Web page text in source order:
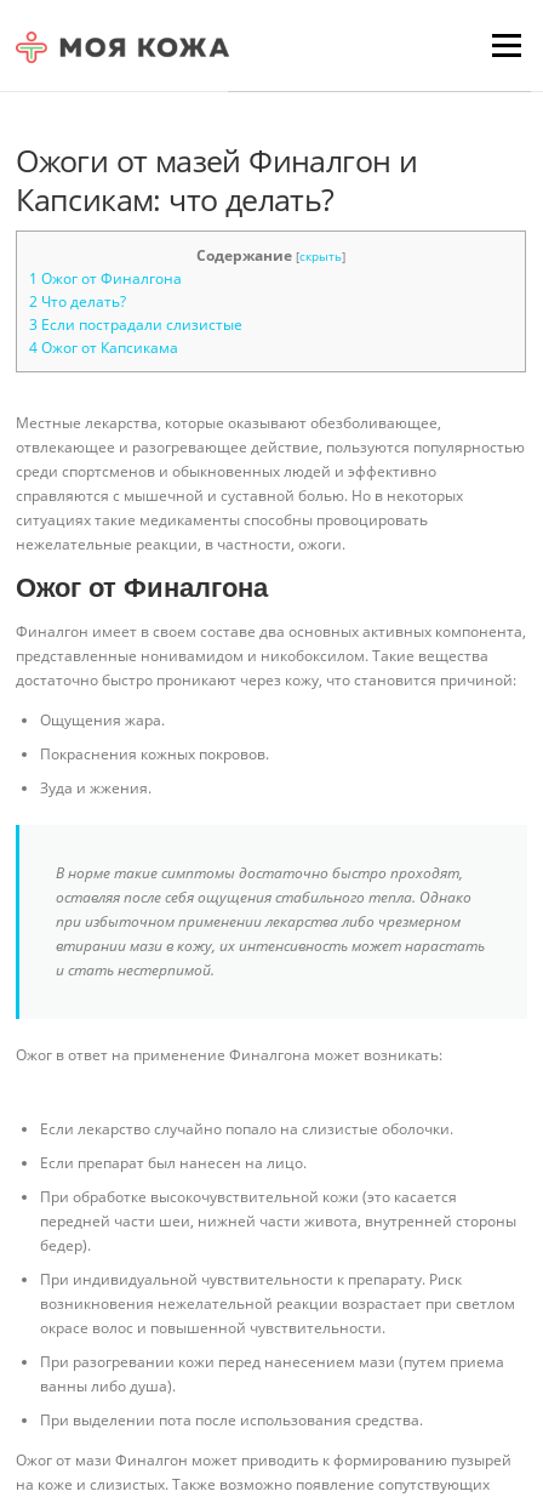
Menu
Ожоги от мазей Финалгон и
Капсикам: что делать?
Содержание [скрыть]
1 Ожог от Финалгона
2 Что делать?
3 Если пострадали слизистые
4 Ожог от Капсикама
Местные лекарства, которые оказывают обезболивающее,
отвлекающее и разогревающее действие, пользуются популярностью
среди спортсменов и обыкновенных людей и эффективно
справляются с мышечной и суставной болью. Но в некоторых
ситуациях такие медикаменты способны провоцировать
нежелательные реакции, в частности, ожоги.
Ожог от Финалгона
Финалгон имеет в своем составе два основных активных компонента,
представленные нонивамидом и никобоксилом. Такие вещества
достаточно быстро проникают через кожу, что становится причиной:
Ощущения жара.
Покраснения кожных покровов.
Зуда и жжения.
В норме такие симптомы достаточно быстро проходят,
оставляя после себя ощущения стабильного тепла. Однако
при избыточном применении лекарства либо чрезмерном
втирании мази в кожу, их интенсивность может нарастать
и стать нестерпимой.
Ожог в ответ на применение Финалгона может возникать:
Если лекарство случайно попало на слизистые оболочки.
Если препарат был нанесен на лицо.
При обработке высокочувствительной кожи (это касается
передней части шеи, нижней части живота, внутренней стороны
бедер).
При индивидуальной чувствительности к препарату. Риск
возникновения нежелательной реакции возрастает при светлом
окрасе волос и повышенной чувствительности.
При разогревании кожи перед нанесением мази (путем приема
ванны либо душа).
При выделении пота после использования средства.
Ожог от мази Финалгон может приводить к формированию пузырей
на коже и слизистых. Также возможно появление сопутствующих
Для любых предложений по